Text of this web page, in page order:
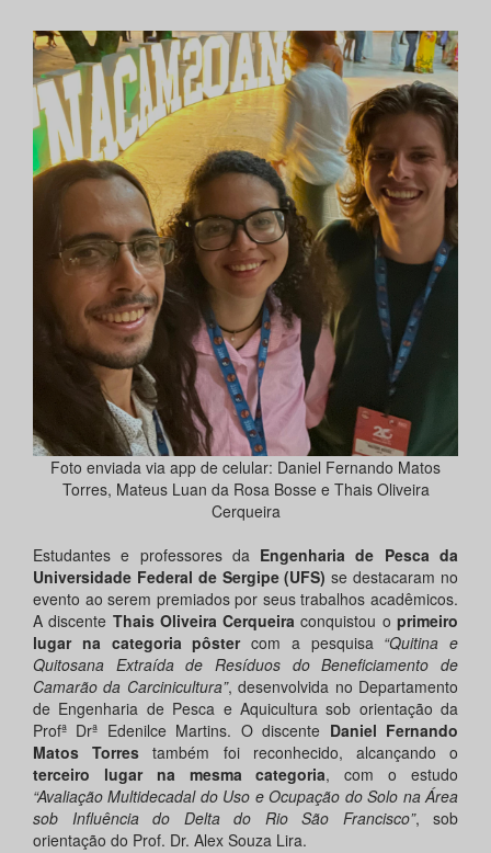
Foto enviada via app de celular: Daniel Fernando Matos
Torres, Mateus Luan da Rosa Bosse e Thais Oliveira
Cerqueira
Estudantes e professores da Engenharia de Pesca da
Universidade Federal de Sergipe (UFS) se destacaram no
evento ao serem premiados por seus trabalhos acadêmicos.
A discente Thais Oliveira Cerqueira conquistou oprimeiro
lugar na categoria pôstercom a pesquisa “Quitina e
Quitosana Extraída de Resíduos do Beneficiamento de
Camarão da Carcinicultura”, desenvolvida no Departamento
de Engenharia de Pesca e Aquicultura sob orientação da
Profª Drª Edenilce Martins. O discente Daniel Fernando
Matos Torres também foi reconhecido, alcançando o
terceiro lugar na mesma categoria, com o estudo
“Avaliação Multidecadal do Uso e Ocupação do Solo na Área
sob Influência do Delta do Rio São Francisco”, sob
orientação do Prof. Dr. Alex Souza Lira.